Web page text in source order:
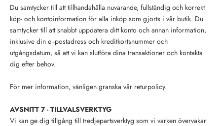
Du samtycker till att tillhandahålla nuvarande, fullständig och korrekt
köp- och kontoinformation för alla inköp som gjorts i vår butik. Du
samtycker till att snabbt uppdatera ditt konto och annan information,
inklusive din e -postadress och kreditkortsnummer och
utgångsdatum, så att vi kan slutföra dina transaktioner och kontakta
dig efter behov.
För mer information, vänligen granska vår returpolicy.
AVSNITT 7 - TILLVALSVERKTYG
Vi kan ge dig tillgång till tredjepartsverktyg som vi varken övervakar